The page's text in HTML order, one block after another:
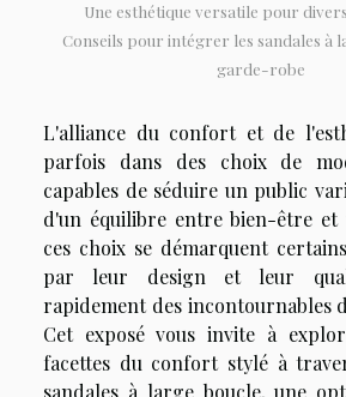
Une esthétique versatile pour
Conseils pour intégrer les sandales à
garde-robe
L'alliance du confort et de
parfois dans des choix de
capables de séduire un public
d'un équilibre entre bien-être et
ces choix se démarquent
par leur design et leur
rapidement des incontournables
Cet exposé vous invite à
facettes du confort stylé à
sandales à large boucle, une